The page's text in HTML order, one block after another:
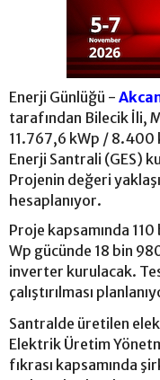
Enerji Günlüğü -
tarafından Bilecik İli,
11.767,6 kWp / 8.400
Enerji Santrali (GES)
Projenin değeri
hesaplanıyor.
Proje kapsamında
Wp gücünde 18 bin
inverter kurulacak.
çalıştırılması
Santralde üretilen
Elektrik Üretim
fıkrası kapsamında